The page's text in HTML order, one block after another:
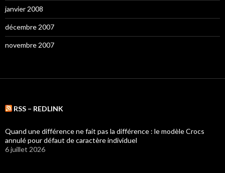
janvier 2008
décembre 2007
novembre 2007
RSS – REDLINK
Quand une différence ne fait pas la différence : le modèle Crocs
annulé pour défaut de caractère individuel
6 juillet 2026